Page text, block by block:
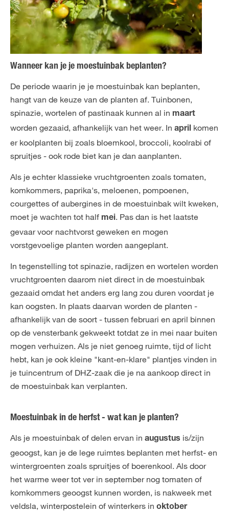
Wanneer kan je je moestuinbak beplanten?
De periode waarin je je moestuinbak kan beplanten,
hangt van de keuze van de planten af. Tuinbonen,
spinazie, wortelen of pastinaak kunnen al in maart
worden gezaaid, afhankelijk van het weer. In april komen
er koolplanten bij zoals bloemkool, broccoli, koolrabi of
spruitjes - ook rode biet kan je dan aanplanten.
Als je echter klassieke vruchtgroenten zoals tomaten,
komkommers, paprika's, meloenen, pompoenen,
courgettes of aubergines in de moestuinbak wilt kweken,
moet je wachten tot half mei. Pas dan is het laatste
gevaar voor nachtvorst geweken en mogen
vorstgevoelige planten worden aangeplant.
In tegenstelling tot spinazie, radijzen en wortelen worden
vruchtgroenten daarom niet direct in de moestuinbak
gezaaid omdat het anders erg lang zou duren voordat je
kan oogsten. In plaats daarvan worden de planten -
afhankelijk van de soort - tussen februari en april binnen
op de vensterbank gekweekt totdat ze in mei naar buiten
mogen verhuizen. Als je niet genoeg ruimte, tijd of licht
hebt, kan je ook kleine "kant-en-klare" plantjes vinden in
je tuincentrum of DHZ-zaak die je na aankoop direct in
de moestuinbak kan verplanten.
Moestuinbak in de herfst - wat kan je planten?
Als je moestuinbak of delen ervan in augustus is/zijn
geoogst, kan je de lege ruimtes beplanten met herfst- en
wintergroenten zoals spruitjes of boerenkool. Als door
het warme weer tot ver in september nog tomaten of
komkommers geoogst kunnen worden, is nakweek met
veldsla, winterpostelein of winterkers in oktober